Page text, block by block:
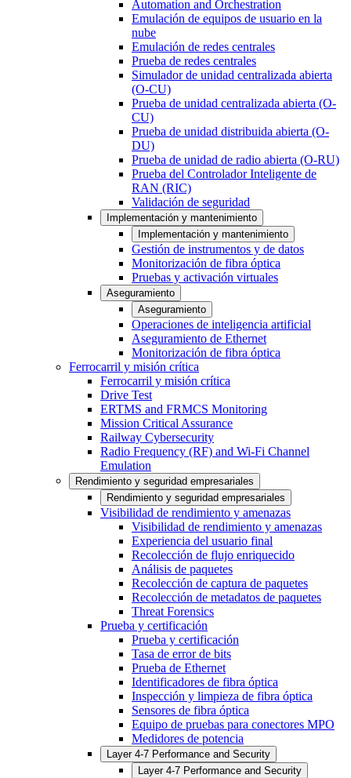
Automation and Orchestration
Emulación de equipos de usuario en la
nube
Emulación de redes centrales
Prueba de redes centrales
Simulador de unidad centralizada abierta
(O-CU)
Prueba de unidad centralizada abierta (O-
CU)
Prueba de unidad distribuida abierta (O-
DU)
Prueba de unidad de radio abierta (O-RU)
Prueba del Controlador Inteligente de
RAN (RIC)
Validación de seguridad
Implementación y mantenimiento
Implementación y mantenimiento
Gestión de instrumentos y de datos
Monitorización de fibra óptica
Pruebas y activación virtuales
Aseguramiento
Aseguramiento
Operaciones de inteligencia artificial
Aseguramiento de Ethernet
Monitorización de fibra óptica
Ferrocarril y misión crítica
Ferrocarril y misión crítica
Drive Test
ERTMS and FRMCS Monitoring
Mission Critical Assurance
Railway Cybersecurity
Radio Frequency (RF) and Wi-Fi Channel
Emulation
Rendimiento y seguridad empresariales
Rendimiento y seguridad empresariales
Visibilidad de rendimiento y amenazas
Visibilidad de rendimiento y amenazas
Experiencia del usuario final
Recolección de flujo enriquecido
Análisis de paquetes
Recolección de captura de paquetes
Recolección de metadatos de paquetes
Threat Forensics
Prueba y certificación
Prueba y certificación
Tasa de error de bits
Prueba de Ethernet
Identificadores de fibra óptica
Inspección y limpieza de fibra óptica
Sensores de fibra óptica
Equipo de pruebas para conectores MPO
Medidores de potencia
Layer 4-7 Performance and Security
Layer 4-7 Performance and Security